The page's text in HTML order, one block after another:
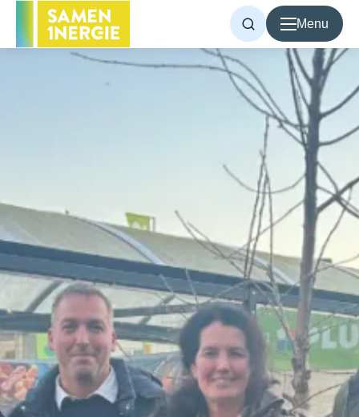
Menu
Over Samen1Nergie
Artikelen
Projecten
Contact
Home